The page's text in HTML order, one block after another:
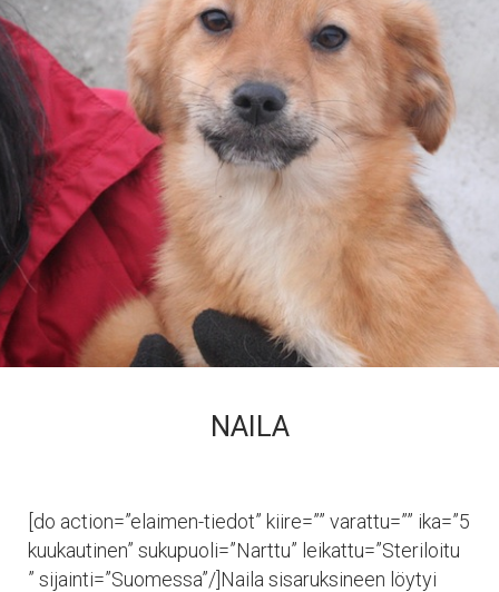
NAILA
[do action=”elaimen-tiedot” kiire=”” varattu=”” ika=”5
kuukautinen” sukupuoli=”Narttu” leikattu=”Steriloitu
” sijainti=”Suomessa”/]Naila sisaruksineen löytyi